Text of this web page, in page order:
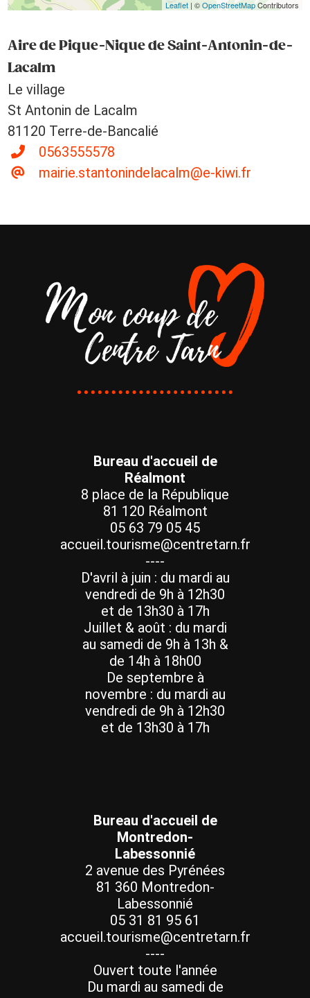
Leaflet| ©OpenStreetMapContributors
Aire de Pique-Nique de Saint-Antonin-de-
Lacalm
Le village
St Antonin de Lacalm
81120 Terre-de-Bancalié
0563555578
mairie.stantonindelacalm@e-kiwi.fr
Bureau d'accueil de
Réalmont
8 place de la République
81 120 Réalmont
05 63 79 05 45
accueil.tourisme@centretarn.fr
----
D'avril à juin : du mardi au
vendredi de 9h à 12h30
et de 13h30 à 17h
Juillet & août : du mardi
au samedi de 9h à 13h &
de 14h à 18h00
De septembre à
novembre : du mardi au
vendredi de 9h à 12h30
et de 13h30 à 17h
Bureau d'accueil de
Montredon-
Labessonnié
2 avenue des Pyrénées
81 360 Montredon-
Labessonnié
05 31 81 95 61
accueil.tourisme@centretarn.fr
----
Ouvert toute l'année
Du mardi au samedi de